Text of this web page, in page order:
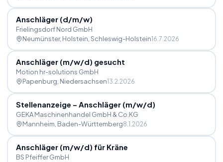
Anschläger (d/m/w)
Frielingsdorf Nord GmbH
Neumünster, Holstein , Schleswig-Holstein16.7.2026
Anschläger (m/w/d) gesucht
Motion hr-solutions GmbH
Papenburg , Niedersachsen13.2.2026
Stellenanzeige – Anschläger (m/w/d)
GEKA Maschinenhandel GmbH & Co.KG
Mannheim , Baden-Württemberg8.1.2026
Anschläger (m/w/d) für Kräne
BS Pfeiffer GmbH